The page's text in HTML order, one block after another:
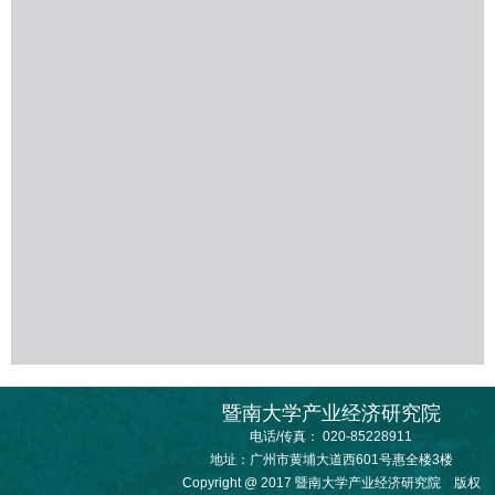
暨南大学产业经济研究院
电话/传真： 020-85228911
地址：广州市黄埔大道西601号惠全楼3楼
Copyright @ 2017 暨南大学产业经济研究院 版权